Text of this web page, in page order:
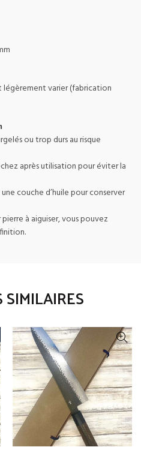
légèrement varier (fabrication
ou trop durs au risque
après utilisation pour éviter la
couche d’huile pour conserver
à aiguiser, vous pouvez